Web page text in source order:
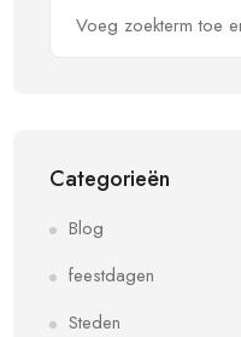
Categorieën
Blog
feestdagen
Steden